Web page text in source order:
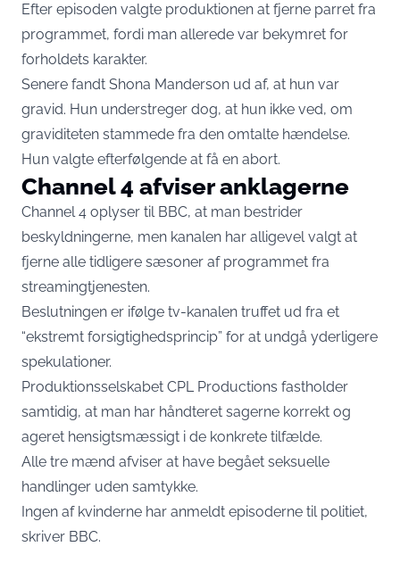
Efter episoden valgte produktionen at fjerne parret fra
programmet, fordi man allerede var bekymret for
forholdets karakter.
Senere fandt Shona Manderson ud af, at hun var
gravid. Hun understreger dog, at hun ikke ved, om
graviditeten stammede fra den omtalte hændelse.
Hun valgte efterfølgende at få en abort.
Channel 4 afviser anklagerne
Channel 4 oplyser til BBC, at man bestrider
beskyldningerne, men kanalen har alligevel valgt at
fjerne alle tidligere sæsoner af programmet fra
streamingtjenesten.
Beslutningen er ifølge tv-kanalen truffet ud fra et
“ekstremt forsigtighedsprincip” for at undgå yderligere
spekulationer.
Produktionsselskabet CPL Productions fastholder
samtidig, at man har håndteret sagerne korrekt og
ageret hensigtsmæssigt i de konkrete tilfælde.
Alle tre mænd afviser at have begået seksuelle
handlinger uden samtykke.
Ingen af kvinderne har anmeldt episoderne til politiet,
skriver BBC.